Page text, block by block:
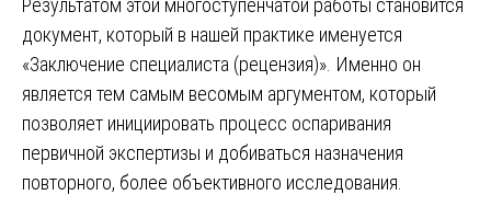
Результатом этой многоступенчатой работы становится
документ, который в нашей практике именуется
«Заключение специалиста (рецензия)». Именно он
является тем самым весомым аргументом, который
позволяет инициировать процесс оспаривания
первичной экспертизы и добиваться назначения
повторного, более объективного исследования.